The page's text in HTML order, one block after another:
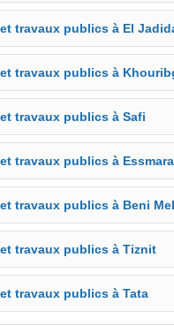
travaux publics à El
travaux publics à
travaux publics à Safi
travaux publics à Essmara
travaux publics à Beni
travaux publics à Tiznit
travaux publics à Tata